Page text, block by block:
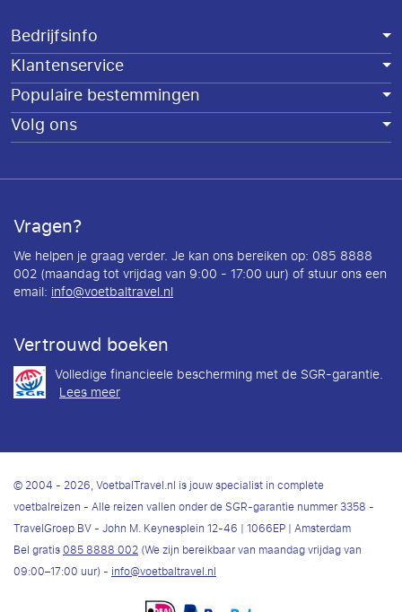
Bedrijfsinfo
Klantenservice
Populaire bestemmingen
Volg ons
Vragen?
We helpen je graag verder. Je kan ons bereiken op: 085 8888
002 (maandag tot vrijdag van 9:00 - 17:00 uur) of stuur ons een
email: info@voetbaltravel.nl
Vertrouwd boeken
Volledige financieele bescherming met de SGR-garantie.
Lees meer
© 2004 - 2026, VoetbalTravel.nl is jouw specialist in complete
voetbalreizen - Alle reizen vallen onder de SGR-garantie nummer 3358 -
TravelGroep BV - John M. Keynesplein 12-46 | 1066EP | Amsterdam
Bel gratis085 8888 002(We zijn bereikbaar van maandag vrijdag van
09:00–17:00 uur) -info@voetbaltravel.nl